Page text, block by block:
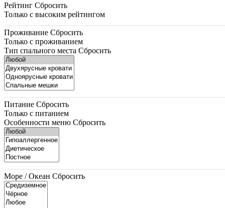
Рейтинг Сбросить
Только с высоким рейтингом
Проживание Сбросить
Только с проживанием
Тип спального места Сбросить
Питание Сбросить
Только с питанием
Особенности меню Сбросить
Море / Океан Сбросить